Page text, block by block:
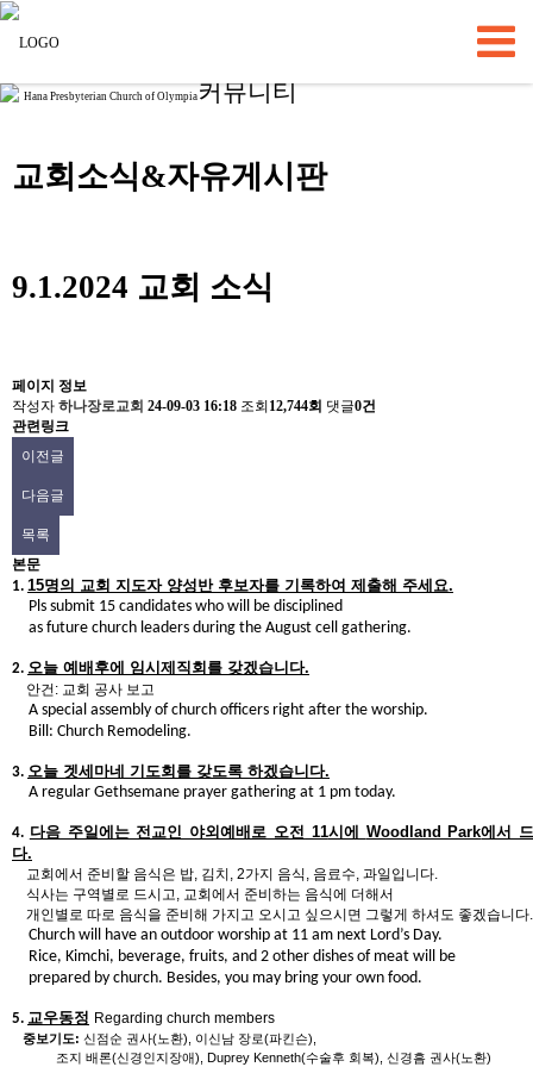
Hana Presbyterian Church of Olympia커뮤니티
교회소식&자유게시판
9.1.2024 교회 소식
페이지 정보
작성자 하나장로교회 24-09-03 16:18 조회 12,744회 댓글0건
관련링크
이전글
다음글
목록
본문
1. 15명의 교회 지도자 양성반 후보자를 기록하여 제출해 주세요.
Pls submit 15 candidates who will be disciplined
as future church leaders during the August cell gathering.
2. 오늘 예배후에 임시제직회를 갖겠습니다.
안건: 교회 공사 보고
A special assembly of church officers right after the worship.
Bill: Church Remodeling.
3. 오늘 겟세마네 기도회를 갖도록 하겠습니다.
A regular Gethsemane prayer gathering at 1 pm today.
4. 다음 주일에는 전교인 야외예배로 오전 11시에 Woodland Park에서
다.
교회에서 준비할 음식은 밥, 김치 , 2가지 음식, 음료수, 과일입니다.
식사는 구역별로 드시고, 교회에서 준비하는 음식에 더해서
개인별로 따로 음식을 준비해 가지고 오시고 싶으시면 그렇게 하셔도 좋겠습니다.
Church will have an outdoor worship at 11 am next Lord’s Day.
Rice, Kimchi, beverage, fruits, and 2 other dishes of meat will be
prepared by church. Besides, you may bring your own food.
5. 교우동정 Regarding church members
중보기도: 신점순 권사(노환), 이신남 장로(파킨슨),
조지 배론(신경인지장애), Duprey Kenneth(수술후 회복),신경흠 권사(노환)